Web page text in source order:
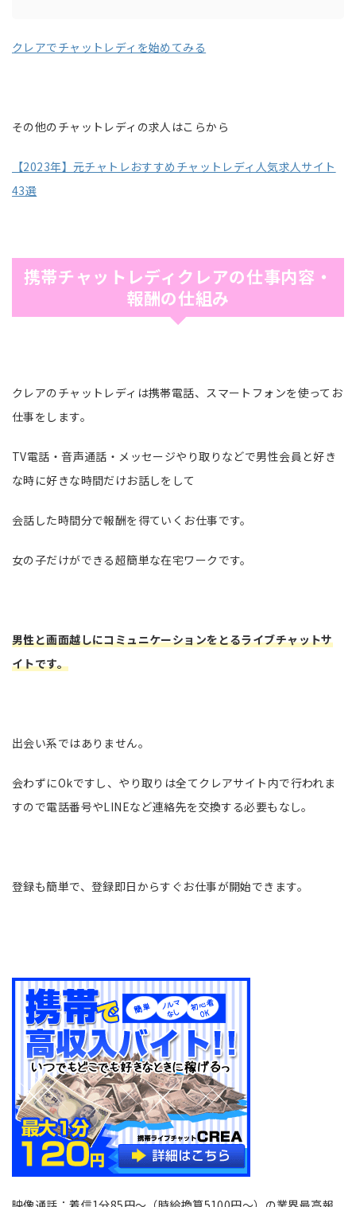
クレアでチャットレディを始めてみる
その他のチャットレディの求人はこらから
【2023年】元チャトレおすすめチャットレディ人気求人サイト
43選
携帯チャットレディクレアの仕事内容・
報酬の仕組み
クレアのチャットレディは携帯電話、スマートフォンを使ってお
仕事をします。
TV電話・音声通話・メッセージやり取りなどで男性会員と好き
な時に好きな時間だけお話しをして
会話した時間分で報酬を得ていくお仕事です。
女の子だけができる超簡単な在宅ワークです。
男性と画面越しにコミュニケーションをとるライブチャットサ
イトです。
出会い系ではありません。
会わずにOkですし、やり取りは全てクレアサイト内で行われま
すので電話番号やLINEなど連絡先を交換する必要もなし。
登録も簡単で、登録即日からすぐお仕事が開始できます。